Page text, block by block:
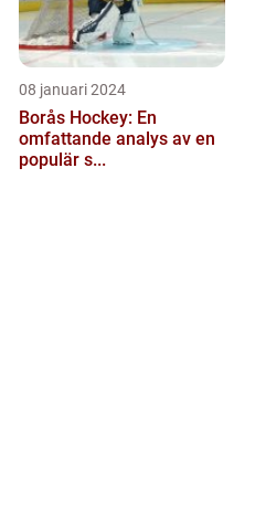
08 januari 2024
Borås Hockey: En
omfattande analys av en
populär s...